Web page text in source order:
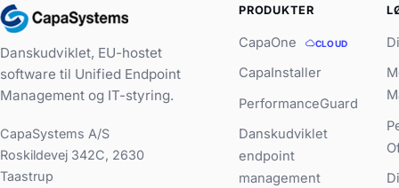
Danskudviklet, EU-hostet
software til Unified Endpoint
Management og IT-styring.
CapaSystems A/S
Roskildevej 342C, 2630
Taastrup
PRODUKTER
CapaOne CLOUD
CapaInstaller
PerformanceGuard
Danskudviklet
endpoint
management